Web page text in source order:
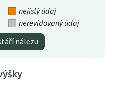
nejistý údaj
nerevidovaný údaj
nálezu